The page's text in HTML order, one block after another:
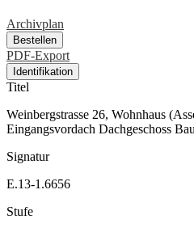
Archivplan
Bestellen
PDF-Export
Identifikation
Titel
Weinbergstrasse 26, Wohnhaus
Eingangsvordach Dachgeschoss
Signatur
E.13-1.6656
Stufe